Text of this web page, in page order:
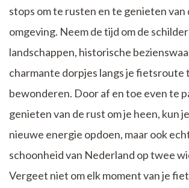
stops om te rusten en te genieten
omgeving. Neem de tijd om de
landschappen, historische
charmante dorpjes langs je fietsroute
bewonderen. Door af en toe even te
genieten van de rust om je heen, kun
nieuwe energie opdoen, maar ook
schoonheid van Nederland op twee
Vergeet niet om elk moment van je